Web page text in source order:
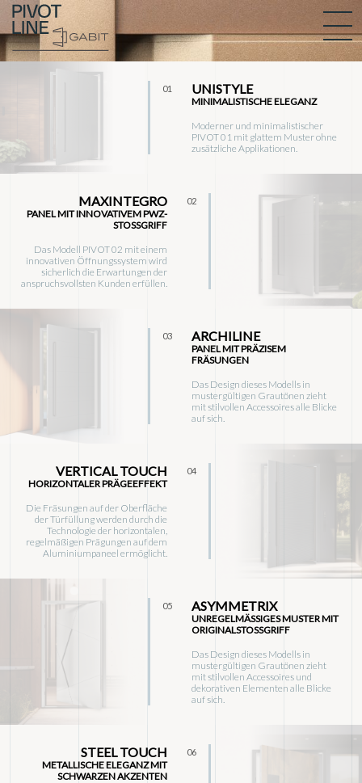
01 UNISTYLE
MINIMALISTISCHE ELEGANZ
Moderner und minimalistischer
PIVOT 01 mit glattem Muster ohne
zusätzliche Applikationen.
02
MAXINTEGRO
PANEL MIT INNOVATIVEM PWZ-
STOSSGRIFF
Das Modell PIVOT 02 mit einem
innovativen Öffnungssystem wird
sicherlich die Erwartungen der
anspruchsvollsten Kunden erfüllen.
03 ARCHILINE
PANEL MIT PRÄZISEM
FRÄSUNGEN
Das Design dieses Modells in
mustergültigen Grautönen zieht
mit stilvollen Accessoires alle Blicke
auf sich.
04
VERTICAL TOUCH
HORIZONTALER PRÄGEEFFEKT
Die Fräsungen auf der Oberfläche
der Türfüllung werden durch die
Technologie der horizontalen,
regelmäßigen Prägungen auf dem
Aluminiumpaneel ermöglicht.
05 ASYMMETRIX
UNREGELMÄSSIGES MUSTER MIT O
RIGINALSTOSSGRIFF
Das Design dieses Modells in
mustergültigen Grautönen zieht
mit stilvollen Accessoires und
dekorativen Elementen alle Blicke
auf sich.
06
STEEL TOUCH
METALLISCHE ELEGANZ MIT
SCHWARZEN AKZENTEN